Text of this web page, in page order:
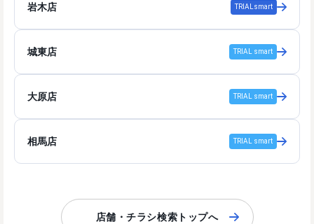
岩木店 TRIALsmart
城東店 TRIAL smart
大原店 TRIAL smart
相馬店 TRIAL smart
店舗・チラシ検索トップへ